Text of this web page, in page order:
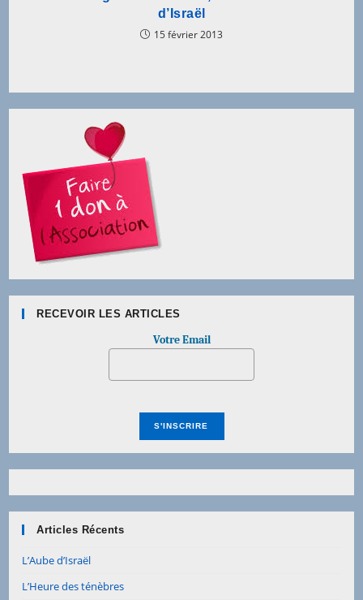
d’Israël
15 février 2013
RECEVOIR LES ARTICLES
Votre Email
Articles Récents
L’Aube d’Israël
L’Heure des ténèbres